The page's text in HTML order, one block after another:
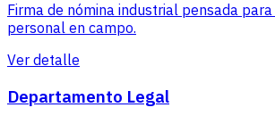
Firma de nómina industrial pensada
personal en campo.
Ver detalle
Departamento Legal